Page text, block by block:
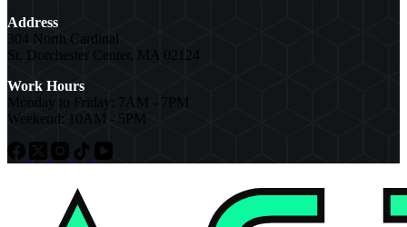
Address
304 North Cardinal
St. Dorchester Center, MA 02124
Work Hours
Monday to Friday: 7AM - 7PM
Weekend: 10AM - 5PM